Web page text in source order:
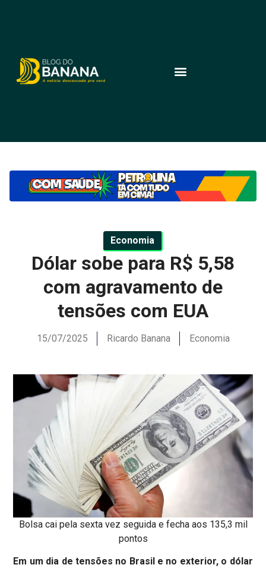
Economia
Dólar sobe para R$ 5,58
com agravamento de
tensões com EUA
15/07/2025 Ricardo Banana Economia
Bolsa cai pela sexta vez seguida e fecha aos 135,3 mil
pontos
Em um dia de tensões no Brasil e no exterior, o dólar